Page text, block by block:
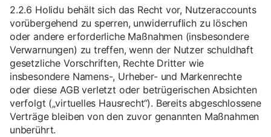
2.2.6 Holidu behält sich das Recht vor, Nutzeraccounts
vorübergehend zu sperren, unwiderruflich zu löschen
oder andere erforderliche Maßnahmen (insbesondere
Verwarnungen) zu treffen, wenn der Nutzer schuldhaft
gesetzliche Vorschriften, Rechte Dritter wie
insbesondere Namens-, Urheber- und Markenrechte
oder diese AGB verletzt oder betrügerischen Absichten
verfolgt („virtuelles Hausrecht“). Bereits abgeschlossene
Verträge bleiben von den zuvor genannten Maßnahmen
unberührt.